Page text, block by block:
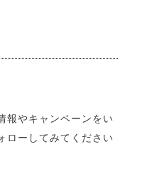
報やキャンペーンをい
ローしてみてください